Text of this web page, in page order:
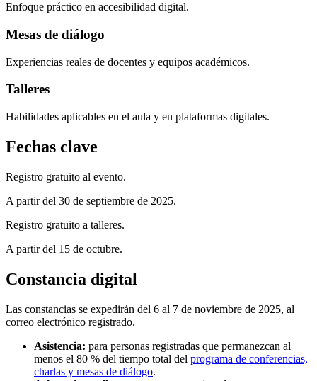
Enfoque práctico en accesibilidad digital.
Mesas de diálogo
Experiencias reales de docentes y equipos académicos.
Talleres
Habilidades aplicables en el aula y en plataformas digitales.
Fechas clave
Registro gratuito al evento.
A partir del 30 de septiembre de 2025.
Registro gratuito a talleres.
A partir del 15 de octubre.
Constancia digital
Las constancias se expedirán del 6 al 7 de noviembre de 2025, al
correo electrónico registrado.
Asistencia: para personas registradas que permanezcan al
menos el 80 % del tiempo total del programa de conferencias,
charlas y mesas de diálogo.